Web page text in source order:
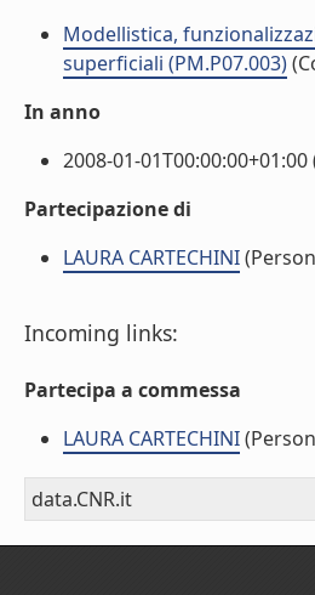
Modellistica,
superficiali (PM.P07.003)
In anno
2008-01-
Partecipazione di
LAURA CARTECHINI
Incoming links:
Partecipa a commessa
LAURA CARTECHINI
data.CNR.it